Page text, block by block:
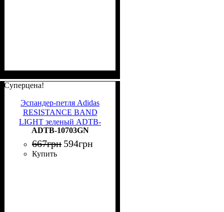
Суперцена!
Эспандер-петля Adidas
RESISTANCE BAND
LIGHT зеленый ADTB-
10703GN
ADTB-10703GN
667грн 594грн
Купить